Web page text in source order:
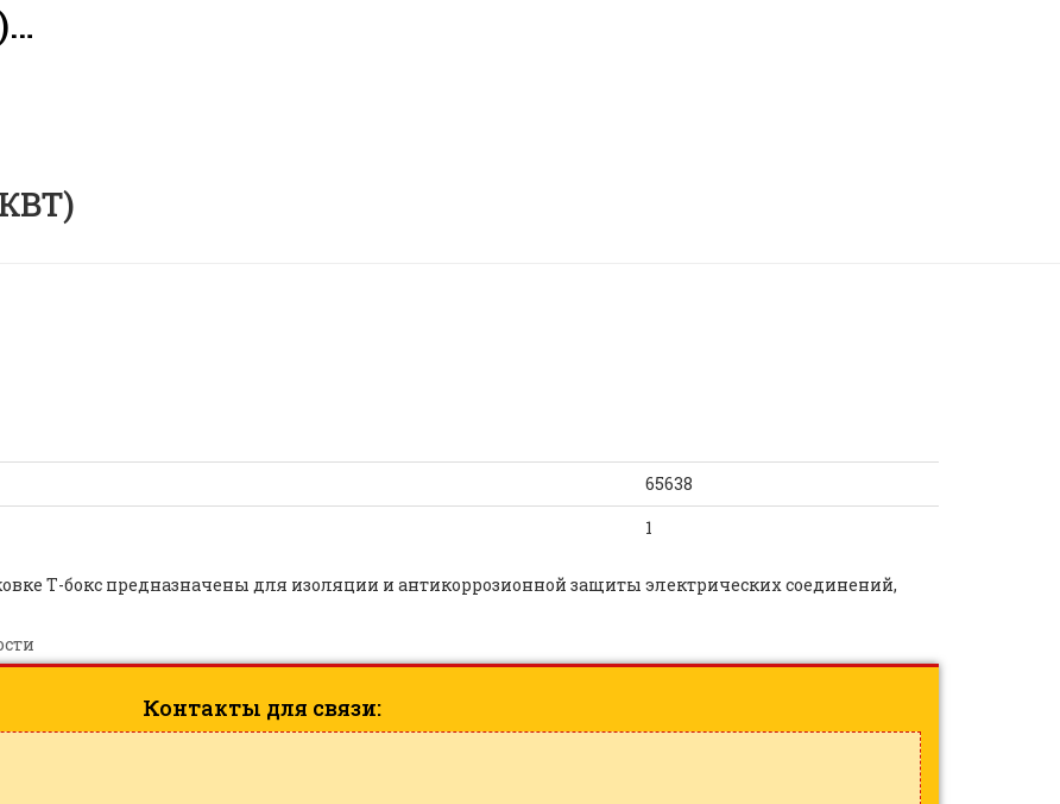
65638
1
Т-бокс предназначены для изоляции и антикоррозионной защиты электрических соединений,
Контакты для связи: